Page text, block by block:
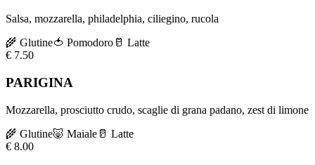
Salsa, mozzarella, philadelphia, ciliegino, rucola
🌾 Glutine🍅 Pomodoro 🥛 Latte
€ 7.50
PARIGINA
Mozzarella, prosciutto crudo, scaglie di grana padano, zest di limone
🌾 Glutine🐷 Maiale 🥛 Latte
€ 8.00